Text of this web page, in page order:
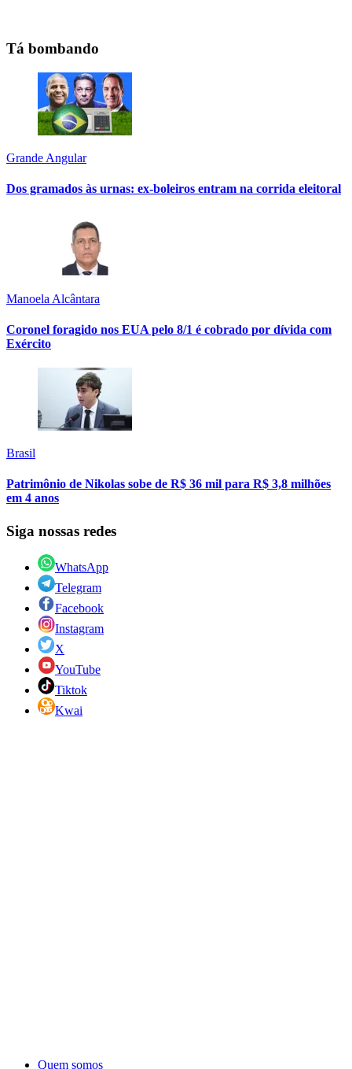
Tá bombando
Grande Angular
Dos gramados às urnas: ex-boleiros entram na corrida eleitoral
Manoela Alcântara
Coronel foragido nos EUA pelo 8/1 é cobrado por dívida com
Exército
Brasil
Patrimônio de Nikolas sobe de R$ 36 mil para R$ 3,8 milhões
em 4 anos
Siga nossas redes
WhatsApp
Telegram
Facebook
Instagram
X
YouTube
Tiktok
Kwai
Quem somos